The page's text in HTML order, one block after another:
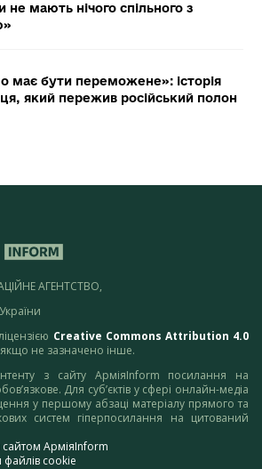
не мають нічого спільного з
має бути переможене»: історія
який пережив російський полон
АГЕНТСТВО,
Creative Commons Attribution 4.0
якщо не зазначено інше.
з сайту АрміяInform посилання на
Для суб’єктів у сфері онлайн-медіа
у першому абзаці матеріалу прямого та
систем гіперпосилання на цитований
сайтом АрміяInform
файлів cookie